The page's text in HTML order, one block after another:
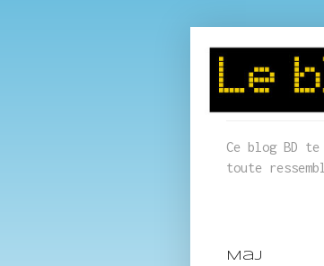
Ce blog BD
toute
MaJ